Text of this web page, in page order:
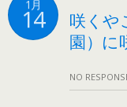
1月
14
咲くや
園）に
NO